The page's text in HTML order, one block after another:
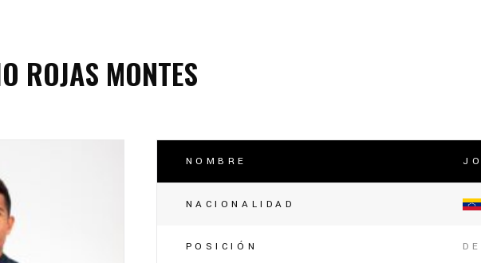
ROJAS MONTES
NOMBRE
NACIONALIDAD
POSICIÓN